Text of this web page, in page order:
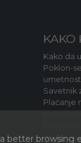
KAKO
Kako da
Poklon-
umetnost
Savetnik
Plaćanje
sleđenja
better browsing